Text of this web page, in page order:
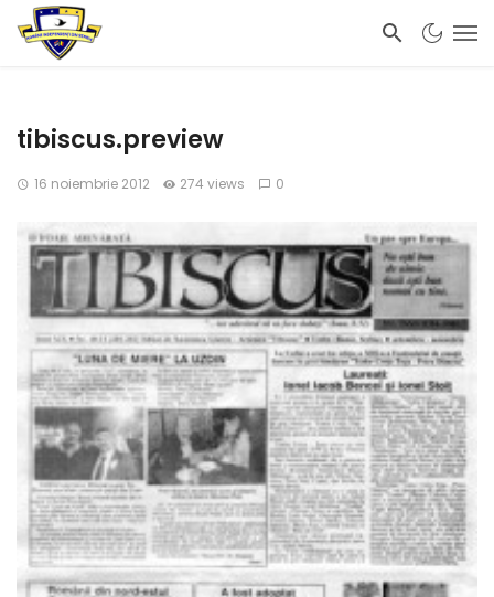
tibiscus.preview
16 noiembrie 2012 274 views 0